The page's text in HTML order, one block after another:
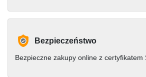
Bezpieczeństwo
Bezpieczne zakupy online z certyfikatem